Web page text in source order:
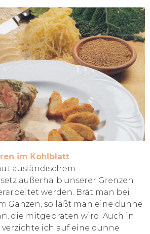
im Kohlblatt
ausländischem
außerhalb unserer Grenzen
werden. Brät man bei
Ganzen, so läßt man eine dünne
die mitgebraten wird. Auch in
ich auf eine dünne